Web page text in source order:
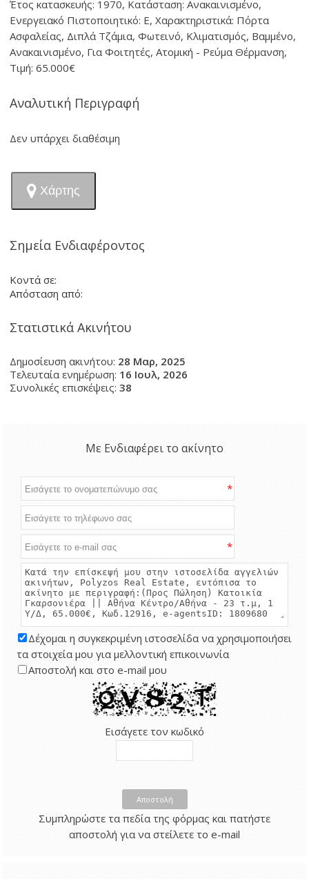
Έτος κατασκευής: 1970, Κατάσταση: Ανακαινισμένο,
Ενεργειακό Πιστοποιητικό: Ε, Χαρακτηριστικά: Πόρτα
Ασφαλείας, Διπλά Τζάμια, Φωτεινό, Κλιματισμός, Βαμμένο,
Ανακαινισμένο, Για Φοιτητές, Ατομική - Ρεύμα Θέρμανση,
Τιμή: 65.000€
Αναλυτική Περιγραφή
Δεν υπάρχει διαθέσιμη
Χάρτης
Σημεία Ενδιαφέροντος
Κοντά σε:
Απόσταση από:
Στατιστικά Ακινήτου
Δημοσίευση ακινήτου: 28 Μαρ, 2025
Τελευταία ενημέρωση: 16 Ιουλ, 2026
Συνολικές επισκέψεις:38
Με Ενδιαφέρει το ακίνητο
*
*
Δέχομαι η συγκεκριμένη ιστοσελίδα να χρησιμοποιήσει
τα στοιχεία μου για μελλοντική επικοινωνία
Αποστολή και στο e-mail μου
Εισάγετε τον κωδικό
Αποστολή
Συμπληρώστε τα πεδία της φόρμας και πατήστε
αποστολή για να στείλετε το e-mail